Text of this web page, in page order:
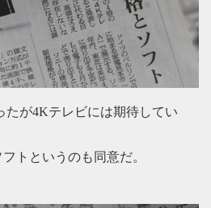
たが4Kテレビには期待してい
トというのも同意だ。